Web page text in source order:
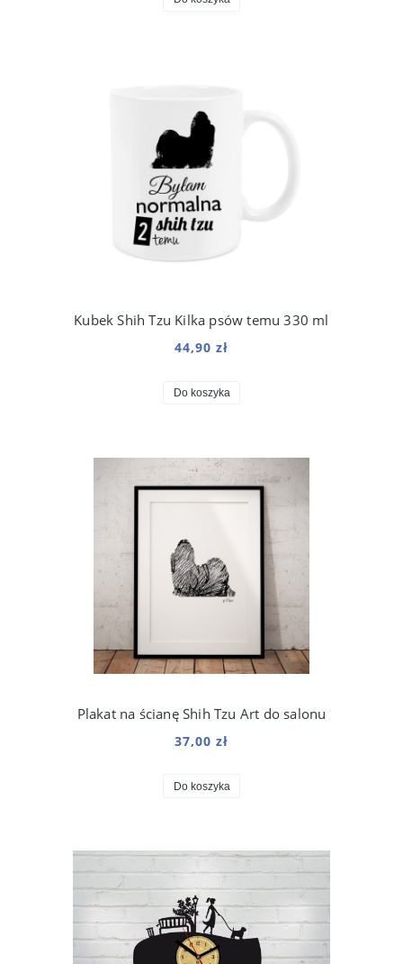
Kubek Shih Tzu Kilka psów temu 330 ml
44,90 zł
Do koszyka
Plakat na ścianę Shih Tzu Art do salonu
37,00 zł
Do koszyka